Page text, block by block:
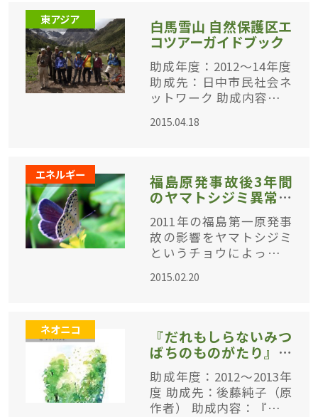
白馬雪山 自然保護区エ
コツアーガイドブック
助成年度：2012～14年度
助成先：日中市民社会ネ
ットワーク 助成内容：雲
のエコツーリズム・ガイ
ために 中国雲南省
2015.04.18
東アジア
福島原発事故後3年間
のヤマトシジミ異常率
調査結果を発表【琉球
大学理学部海洋自然科
学科生物系大瀧研究室
】
2011年の福島第一原発事
故の影響をヤマトシジミ
というチョウによって調
研究室の論文が、『BMC
は英語ですが、研
2015.02.20
エネルギー
『だれもしらないみつ
ばちのものがたり』絵
本Kindle電子書籍（日
・英）
助成年度：2012～2013年
度 助成先：後藤純子（原
作者） 助成内容：『だれ
ネオニコ